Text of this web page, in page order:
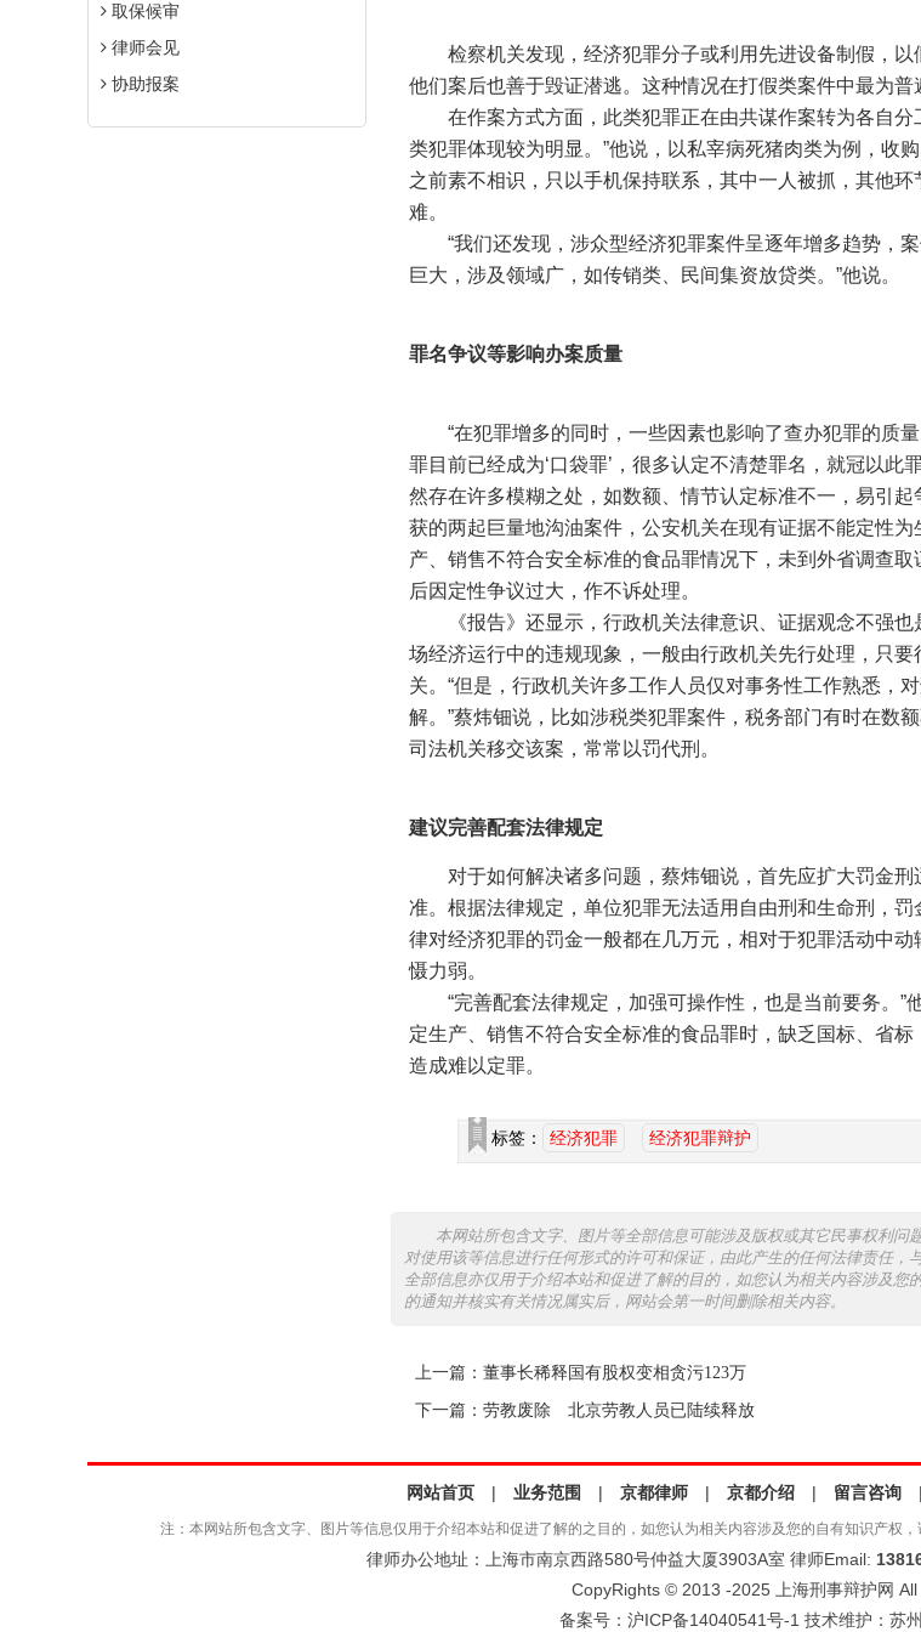
取保候审
律师会见
协助报案
检察机关发现，经济犯罪分子或利用先进设备制假，以
他们案后也善于毁证潜逃。这种情况在打假类案件中最为普
在作案方式方面，此类犯罪正在由共谋作案转为各自分
类犯罪体现较为明显。”他说，以私宰病死猪肉类为例，收
之前素不相识，只以手机保持联系，其中一人被抓，其他环
难。
“我们还发现，涉众型经济犯罪案件呈逐年增多趋势，案
巨大，涉及领域广，如传销类、民间集资放贷类。”他说。
罪名争议等影响办案质量
“在犯罪增多的同时，一些因素也影响了查办犯罪的质量
罪目前已经成为‘口袋罪’，很多认定不清楚罪名，就冠以此
然存在许多模糊之处，如数额、情节认定标准不一，易引
获的两起巨量地沟油案件，公安机关在现有证据不能定性
产、销售不符合安全标准的食品罪情况下，未到外省调查取
后因定性争议过大，作不诉处理。
《报告》还显示，行政机关法律意识、证据观念不强也
场经济运行中的违规现象，一般由行政机关先行处理，只
关。“但是，行政机关许多工作人员仅对事务性工作熟悉，
解。”蔡炜钿说，比如涉税类犯罪案件，税务部门有时在数
司法机关移交该案，常常以罚代刑。
建议完善配套法律规定
对于如何解决诸多问题，蔡炜钿说，首先应扩大罚金刑
准。根据法律规定，单位犯罪无法适用自由刑和生命刑，
律对经济犯罪的罚金一般都在几万元，相对于犯罪活动中
慑力弱。
“完善配套法律规定，加强可操作性，也是当前要务。”
定生产、销售不符合安全标准的食品罪时，缺乏国标、省标
造成难以定罪。
标签： 经济犯罪 经济犯罪辩护
本网站所包含文字、图片等全部信息可能涉及版权或其它民事权利问
对使用该等信息进行任何形式的许可和保证，由此产生的任何法律责任，
全部信息亦仅用于介绍本站和促进了解的目的，如您认为相关内容涉及您
的通知并核实有关情况属实后，网站会第一时间删除相关内容。
上一篇： 董事长稀释国有股权变相贪污123万
下一篇： 劳教废除 北京劳教人员已陆续释放
网站首页 | 业务范围 | 京都律师 | 京都介绍 | 留言咨询
注：本网站所包含文字、图片等信息仅用于介绍本站和促进了解的之目的，如您认为相关内容涉及您的自有知识产权
律师办公地址：上海市南京西路580号仲益大厦3903A室 律师Email:
CopyRights © 2013 -2025 上海刑事辩护网
备案号： 沪ICP备14040541号-1 技术维护： 苏